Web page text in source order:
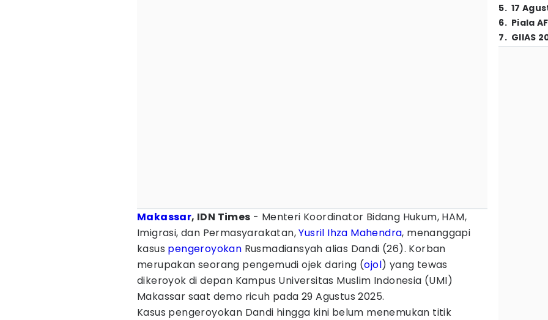
Makassar, IDN Times - Menteri Koordinator Bidang Hukum, HAM,
Imigrasi, dan Permasyarakatan,Yusril Ihza Mahendra, menanggapi
kasus pengeroyokan Rusmadiansyah alias Dandi (26). Korban
merupakan seorang pengemudi ojek daring (ojol) yang tewas
dikeroyok di depan Kampus Universitas Muslim Indonesia (UMI)
Makassar saat demo ricuh pada 29 Agustus 2025.
Kasus pengeroyokan Dandi hingga kini belum menemukan titik
5. 17
6. Piala
7. GIIAS